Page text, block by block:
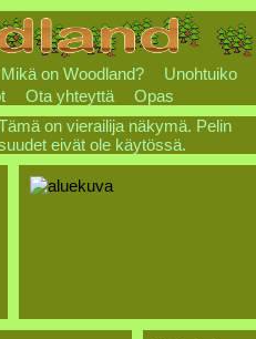
Mikä on Woodland?
Unohtuiko
Ota yhteyttä
Opas
on vierailija näkymä. Pelin
eivät ole käytössä.